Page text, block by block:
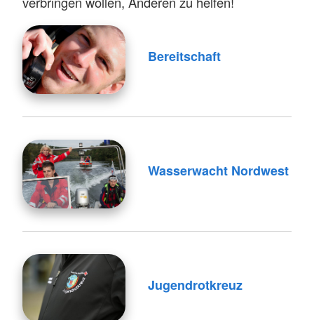
Bereitschaft
Wasserwacht Nordwest
Jugendrotkreuz